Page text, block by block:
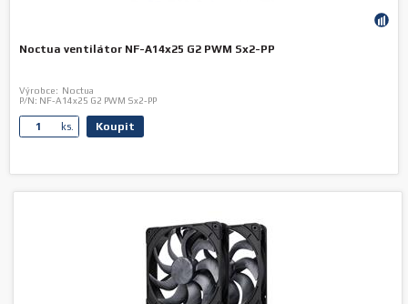
Noctua ventilátor NF-A14x25 G2 PWM Sx2-PP
Výrobce: Noctua
P/N: NF-A14x25 G2 PWM Sx2-PP
ks. Koupit